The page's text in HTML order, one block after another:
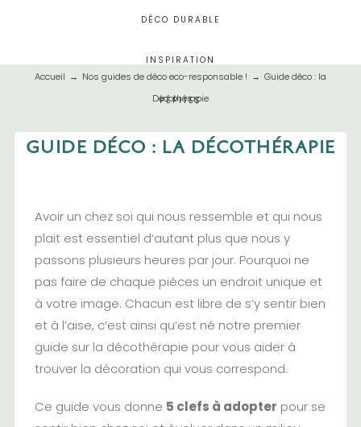
DÉCO DURABLE
INSPIRATION
PÉPITES
BIEN CHEZ VOUS
Accueil → Nos guides de déco eco-responsable ! → Guide déco : la
Décothérapie
GUIDE DÉCO : LA DÉCOTHÉRAPIE
Avoir un chez soi qui nous ressemble et qui nous
plait est essentiel d’autant plus que nous y
passons plusieurs heures par jour. Pourquoi ne
pas faire de chaque pièces un endroit unique et
à votre image. Chacun est libre de s’y sentir bien
et à l’aise, c’est ainsi qu’est né notre premier
guide sur la décothérapie pour vous aider à
trouver la décoration qui vous correspond.
Ce guide vous donne 5 clefs à adopter pour se